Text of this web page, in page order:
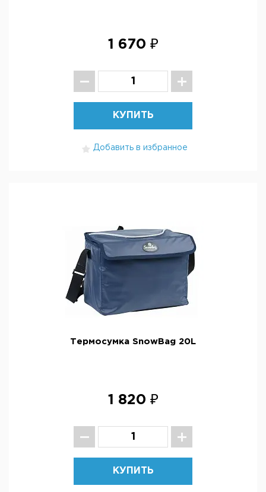
1 670 ₽
КУПИТЬ
Добавить в избранное
Термосумка SnowBag 20L
1 820 ₽
КУПИТЬ